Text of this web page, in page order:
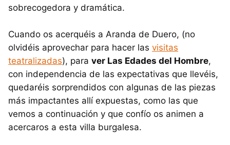
sobrecogedora y dramática.
Cuando os acerquéis a Aranda de Duero, (no
olvidéis aprovechar para hacer las visitas
teatralizadas), para ver Las Edades del Hombre,
con independencia de las expectativas que llevéis,
quedaréis sorprendidos con algunas de las piezas
más impactantes allí expuestas, como las que
vemos a continuación y que confío os animen a
acercaros a esta villa burgalesa.